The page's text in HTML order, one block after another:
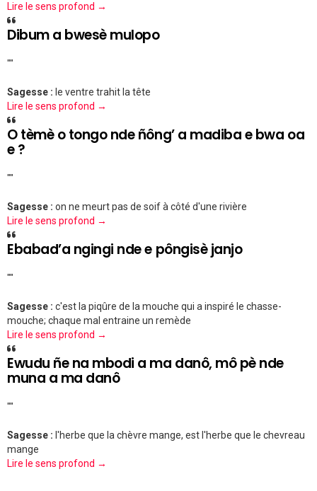
Lire le sens profond →
Dibum a bwesè mulopo
""
Sagesse : le ventre trahit la tête
Lire le sens profond →
O tèmè o tongo nde ñông’ a madiba e bwa oa
e ?
""
Sagesse : on ne meurt pas de soif à côté d'une rivière
Lire le sens profond →
Ebabad’a ngingi nde e pôngisè janjo
""
Sagesse : c'est la piqûre de la mouche qui a inspiré le chasse-
mouche; chaque mal entraine un remède
Lire le sens profond →
Ewudu ñe na mbodi a ma danô, mô pè nde
muna a ma danô
""
Sagesse : l'herbe que la chèvre mange, est l'herbe que le chevreau
mange
Lire le sens profond →